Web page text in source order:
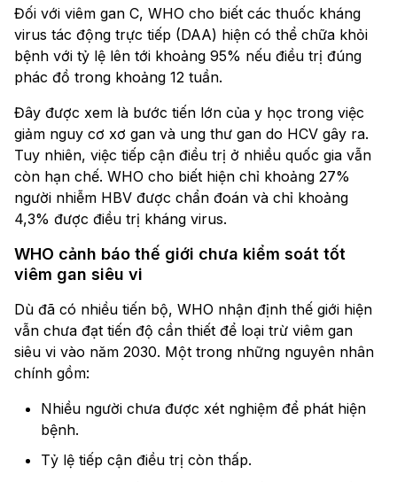
Đối với viêm gan C, WHO cho biết các thuốc kháng
virus tác động trực tiếp (DAA) hiện có thể chữa khỏi
bệnh với tỷ lệ lên tới khoảng 95% nếu điều trị đúng
phác đồ trong khoảng 12 tuần.
Đây được xem là bước tiến lớn của y học trong việc
giảm nguy cơ xơ gan và ung thư gan do HCV gây ra.
Tuy nhiên, việc tiếp cận điều trị ở nhiều quốc gia vẫn
còn hạn chế. WHO cho biết hiện chỉ khoảng 27%
người nhiễm HBV được chẩn đoán và chỉ khoảng
4,3% được điều trị kháng virus.
WHO cảnh báo thế giới chưa kiểm soát tốt
viêm gan siêu vi
Dù đã có nhiều tiến bộ, WHO nhận định thế giới hiện
vẫn chưa đạt tiến độ cần thiết để loại trừ viêm gan
siêu vi vào năm 2030. Một trong những nguyên nhân
chính gồm:
Nhiều người chưa được xét nghiệm để phát hiện
bệnh.
Tỷ lệ tiếp cận điều trị còn thấp.